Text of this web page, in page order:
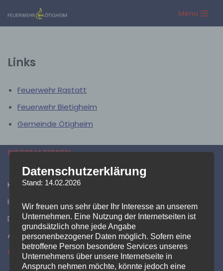
Zum
Menu
Links
Feuerwehr Rastatt
Feuerwehr Bietigheim
Gemeinde Ötigheim
INFORMATIONEN
Kontakt
Impressum
Datenschutzerklärung
Administration
AKTUELLES
Datenschutzerklärung
Stand: 14.02.2026
Wir freuen uns sehr über Ihr Interesse an unserem
Unternehmen. Eine Nutzung der Internetseiten ist
grundsätzlich ohne jede Angabe
personenbezogener Daten möglich. Sofern eine
betroffene Person besondere Services unseres
Unternehmens über unsere Internetseite in
Anspruch nehmen möchte, könnte jedoch eine